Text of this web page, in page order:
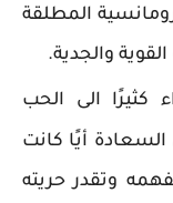
المطلقة
والجدية.
كثيرًا الى الحب
أيًا كانت
وتقدر حريته